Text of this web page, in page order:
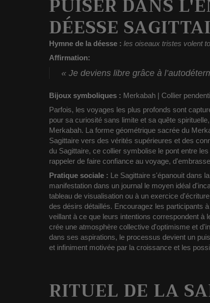
PUISER DANS
DÉESSE
Hymne de la déesse : les oiseaux tristes volent
Affirmation:
« Je deviens libre grâce à
Bijoux symboliques : Merkabah | Collier
Parfois, les voyages les plus profonds sont
pour sa curiosité sans limite et sa quête
Merkabah. La forme géométrique sacrée du
Sagittaire vers des vérités supérieures et des
du Sagittaire, ce collier symbolise le pont entre
rappeler de faire confiance au voyage,
Pratique sociale :
Le Sagittaire s'épanouit dans
manifestation dans un journal le moyen idéal
tableau de visualisation ou à un exercice
des désirs détaillés. Encouragez les participants
veillant à ce que leurs intentions correspondent à
crée une atmosphère collective d'optimisme et
dans ses aspirations, le processus devient un
et infiniment motivée par la croissance et les
RITUEL DE LA